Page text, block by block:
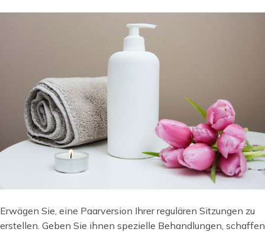
Erwägen Sie, eine Paarversion Ihrer regulären Sitzungen zu
erstellen. Geben Sie ihnen spezielle Behandlungen, schaffen